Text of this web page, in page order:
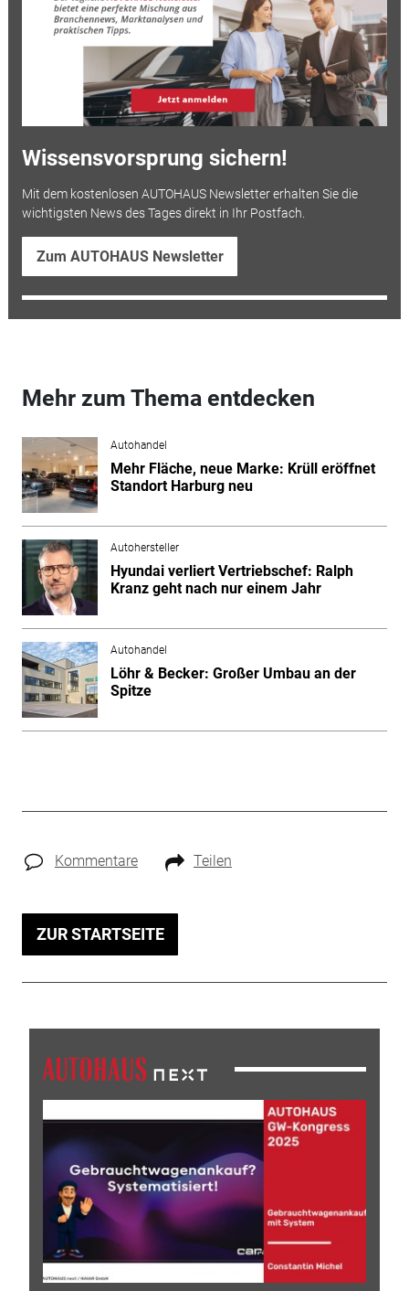
Wissensvorsprung sichern!
Mit dem kostenlosen AUTOHAUS Newsletter erhalten Sie die
wichtigsten News des Tages direkt in Ihr Postfach.
Zum AUTOHAUS Newsletter
Mehr zum Thema entdecken
Autohandel
Mehr Fläche, neue Marke: Krüll eröffnet
Standort Harburg neu
Autohersteller
Hyundai verliert Vertriebschef: Ralph
Kranz geht nach nur einem Jahr
Autohandel
Löhr & Becker: Großer Umbau an der
Spitze
Kommentare Teilen
ZUR STARTSEITE